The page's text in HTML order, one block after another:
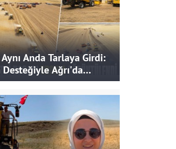
Anda Tarlaya Girdi:
Ağrı'da